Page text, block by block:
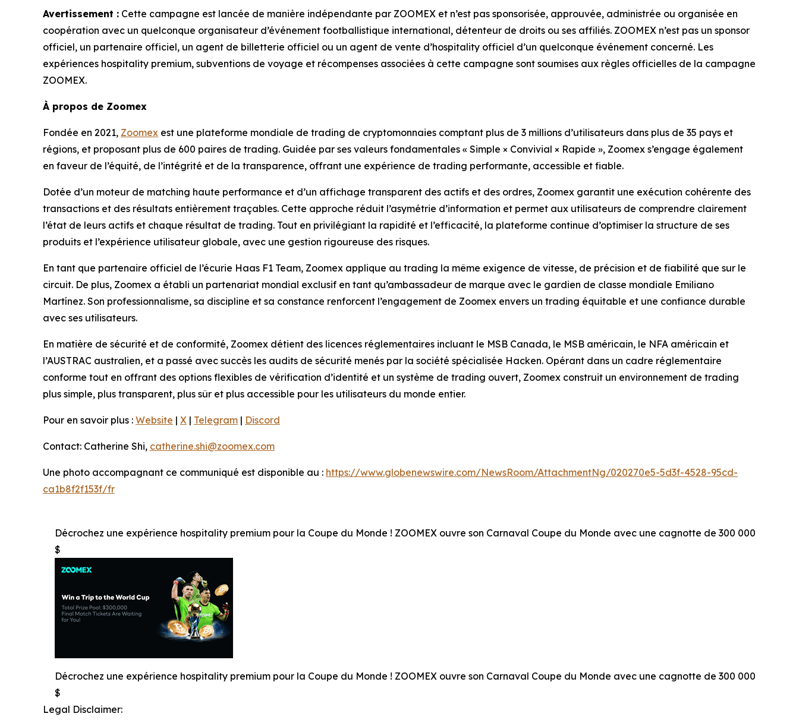
Avertissement : Cette campagne est lancée de manière indépendante par ZOOMEX et n’est pas sponsorisée, approuvée, administrée ou organisée en
coopération avec un quelconque organisateur d’événement footballistique international, détenteur de droits ou ses affiliés. ZOOMEX n’est pas un sponsor
officiel, un partenaire officiel, un agent de billetterie officiel ou un agent de vente d’hospitality officiel d’un quelconque événement concerné. Les
expériences hospitality premium, subventions de voyage et récompenses associées à cette campagne sont soumises aux règles officielles de la campagne
ZOOMEX.
À propos de Zoomex
Fondée en 2021, Zoomex est une plateforme mondiale de trading de cryptomonnaies comptant plus de 3 millions d’utilisateurs dans plus de 35 pays et
régions, et proposant plus de 600 paires de trading. Guidée par ses valeurs fondamentales « Simple × Convivial × Rapide », Zoomex s’engage également
en faveur de l’équité, de l’intégrité et de la transparence, offrant une expérience de trading performante, accessible et fiable.
Dotée d’un moteur de matching haute performance et d’un affichage transparent des actifs et des ordres, Zoomex garantit une exécution cohérente des
transactions et des résultats entièrement traçables. Cette approche réduit l’asymétrie d’information et permet aux utilisateurs de comprendre clairement
l’état de leurs actifs et chaque résultat de trading. Tout en privilégiant la rapidité et l’efficacité, la plateforme continue d’optimiser la structure de ses
produits et l’expérience utilisateur globale, avec une gestion rigoureuse des risques.
En tant que partenaire officiel de l’écurie Haas F1 Team, Zoomex applique au trading la même exigence de vitesse, de précision et de fiabilité que sur le
circuit. De plus, Zoomex a établi un partenariat mondial exclusif en tant qu’ambassadeur de marque avec le gardien de classe mondiale Emiliano
Martínez. Son professionnalisme, sa discipline et sa constance renforcent l’engagement de Zoomex envers un trading équitable et une confiance durable
avec ses utilisateurs.
En matière de sécurité et de conformité, Zoomex détient des licences réglementaires incluant le MSB Canada, le MSB américain, le NFA américain et
l’AUSTRAC australien, et a passé avec succès les audits de sécurité menés par la société spécialisée Hacken. Opérant dans un cadre réglementaire
conforme tout en offrant des options flexibles de vérification d’identité et un système de trading ouvert, Zoomex construit un environnement de trading
plus simple, plus transparent, plus sûr et plus accessible pour les utilisateurs du monde entier.
Pour en savoir plus : Website | X | Telegram | Discord
Contact: Catherine Shi, catherine.shi@zoomex.com
Une photo accompagnant ce communiqué est disponible au : https://www.globenewswire.com/NewsRoom/AttachmentNg/020270e5-5d3f-4528-95cd-
ca1b8f2f153f/fr
Décrochez une expérience hospitality premium pour la Coupe du Monde ! ZOOMEX ouvre son Carnaval Coupe du Monde avec une cagnotte de 300 000
$
Décrochez une expérience hospitality premium pour la Coupe du Monde ! ZOOMEX ouvre son Carnaval Coupe du Monde avec une cagnotte de 300 000
$
Legal Disclaimer: